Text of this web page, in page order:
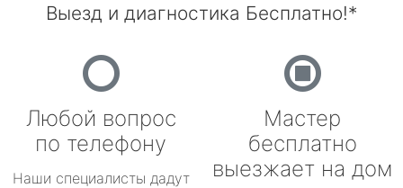
Выезд и диагностика Бесплатно!*
Любой вопрос
по телефону
Наши специалисты дадут
Мастер
бесплатно
выезжает на дом